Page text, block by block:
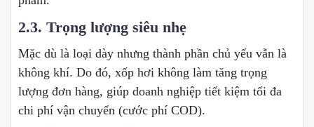
2.3. Trọng lượng siêu nhẹ
Mặc dù là loại dày nhưng thành phần chủ yếu vẫn là
không khí. Do đó, xốp hơi không làm tăng trọng
lượng đơn hàng, giúp doanh nghiệp tiết kiệm tối đa
chi phí vận chuyển (cước phí COD).